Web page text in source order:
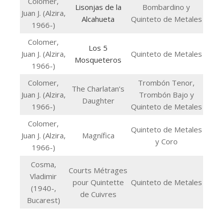
Juan J. (Alzira,
1966-)
Lisonjas de la
Alcahueta
Bombardino y
Quinteto de Metales
Colomer,
Juan J. (Alzira,
1966-)
Los 5
Mosqueteros
Quinteto de Metales
Colomer,
Juan J. (Alzira,
1966-)
The Charlatan’s
Daughter
Trombón Tenor,
Trombón Bajo y
Quinteto de Metales
Colomer,
Juan J. (Alzira,
1966-)
Magnífica
Quinteto de Metales
y Coro
Cosma,
Vladimir
(1940-,
Bucarest)
Courts Métrages
pour Quintette
de Cuivres
Quinteto de Metales